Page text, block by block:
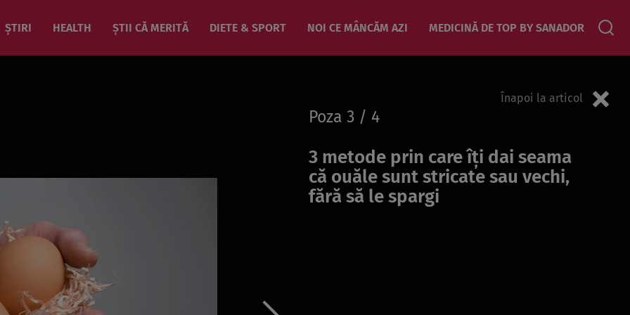
ȘTIRI HEALTH ȘTII CĂ MERITĂ DIETE & SPORT NOI CE MÂNCĂM AZI MEDICINĂ DE TOP BY SANADOR
Înapoi la articol
Poza 3 / 4
3 metode prin care îți dai seama
că ouăle sunt stricate sau vechi,
fără să le spargi